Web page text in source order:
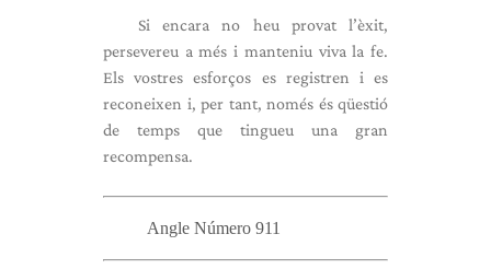
Si encara no heu provat l’èxit,
persevereu a més i manteniu viva la fe.
Els vostres esforços es registren i es
reconeixen i, per tant, només és qüestió
de temps que tingueu una gran
recompensa.
Angle Número 911